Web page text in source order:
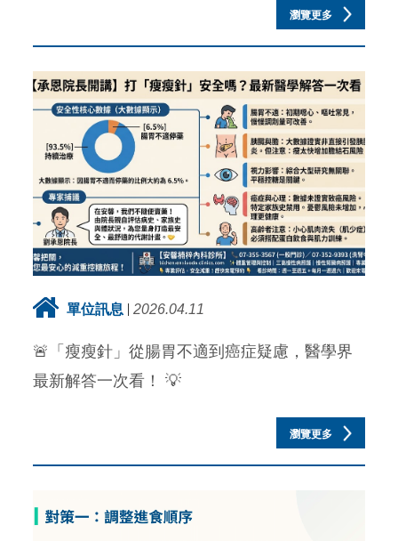
瀏覽更多
單位訊息 2026.04.11
🚨「瘦瘦針」從腸胃不適到癌症疑慮，醫學界
最新解答一次看！ 💡
瀏覽更多